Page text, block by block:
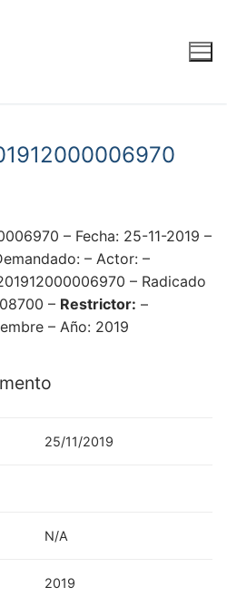
– Fecha: 25-11-2019 –
– Actor: –
– Radicado
– Restrictor: –
– Año: 2019
25/11/2019
N/A
2019